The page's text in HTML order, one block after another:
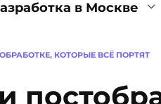
в Москве
КОТОРЫЕ ВСЁ ПОРТЯТ